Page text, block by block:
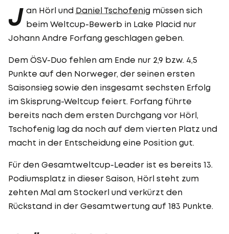
J an Hörl und Daniel Tschofenig müssen sich
beim Weltcup-Bewerb in Lake Placid nur
Johann Andre Forfang geschlagen geben.
Dem ÖSV-Duo fehlen am Ende nur 2,9 bzw. 4,5
Punkte auf den Norweger, der seinen ersten
Saisonsieg sowie den insgesamt sechsten Erfolg
im Skisprung-Weltcup feiert. Forfang führte
bereits nach dem ersten Durchgang vor Hörl,
Tschofenig lag da noch auf dem vierten Platz und
macht in der Entscheidung eine Position gut.
Für den Gesamtweltcup-Leader ist es bereits 13.
Podiumsplatz in dieser Saison, Hörl steht zum
zehten Mal am Stockerl und verkürzt den
Rückstand in der Gesamtwertung auf 183 Punkte.